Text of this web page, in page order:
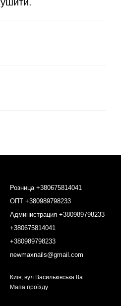
Розница +380675814041
ОПТ +380989798233
Администрация +380989798233
+380675814041
+380989798233
newmaxnails@gmail.com
Київ, вул Васильківська 8а
Мапа проїзду